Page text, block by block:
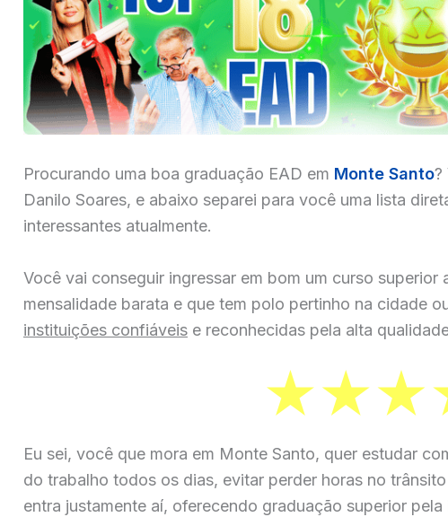
Procurando uma boa graduação EAD em Monte Santo?
Danilo Soares, e abaixo separei para você uma lista
interessantes atualmente.
Você vai conseguir ingressar em bom um curso superior
mensalidade barata e que tem polo pertinho na cidade
instituições confiáveis e reconhecidas pela alta
Eu sei, você que mora em Monte Santo, quer estudar
do trabalho todos os dias, evitar perder horas no
entra justamente aí, oferecendo graduação superior